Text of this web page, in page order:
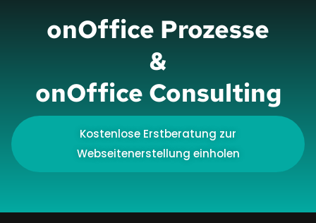
onOffice Prozesse
&
onOffice Consulting
Kostenlose Erstberatung zur
Webseitenerstellung einholen